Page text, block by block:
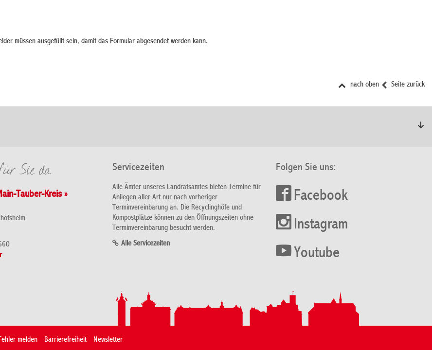
müssen ausgefüllt sein, damit das Formular abgesendet werden kann.
Seite zurück
nach oben
Tauber-Kreis »
Servicezeiten
Alle Ämter unseres Landratsamtes bieten Termine für
Anliegen aller Art nur nach vorheriger
Terminvereinbarung an. Die Recyclinghöfe und
Kompostplätze können zu den Öffnungszeiten ohne
Terminvereinbarung besucht werden.
Alle Servicezeiten
Folgen Sie uns:
Facebook
Instagram
Youtube
melden Barrierefreiheit Newsletter